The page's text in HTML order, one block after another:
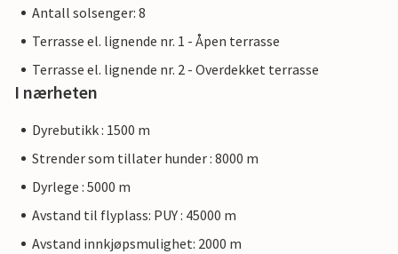
Antall solsenger: 8
Terrasse el. lignende nr. 1 - Åpen terrasse
Terrasse el. lignende nr. 2 - Overdekket terrasse
I nærheten
Dyrebutikk : 1500 m
Strender som tillater hunder : 8000 m
Dyrlege : 5000 m
Avstand til flyplass: PUY : 45000 m
Avstand innkjøpsmulighet: 2000 m